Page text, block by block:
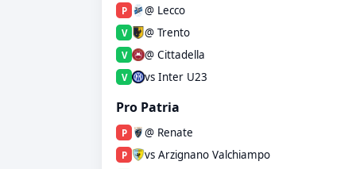
P @ Lecco
V @ Trento
V @ Cittadella
V vs Inter U23
Pro Patria
P @ Renate
P vs Arzignano Valchiampo